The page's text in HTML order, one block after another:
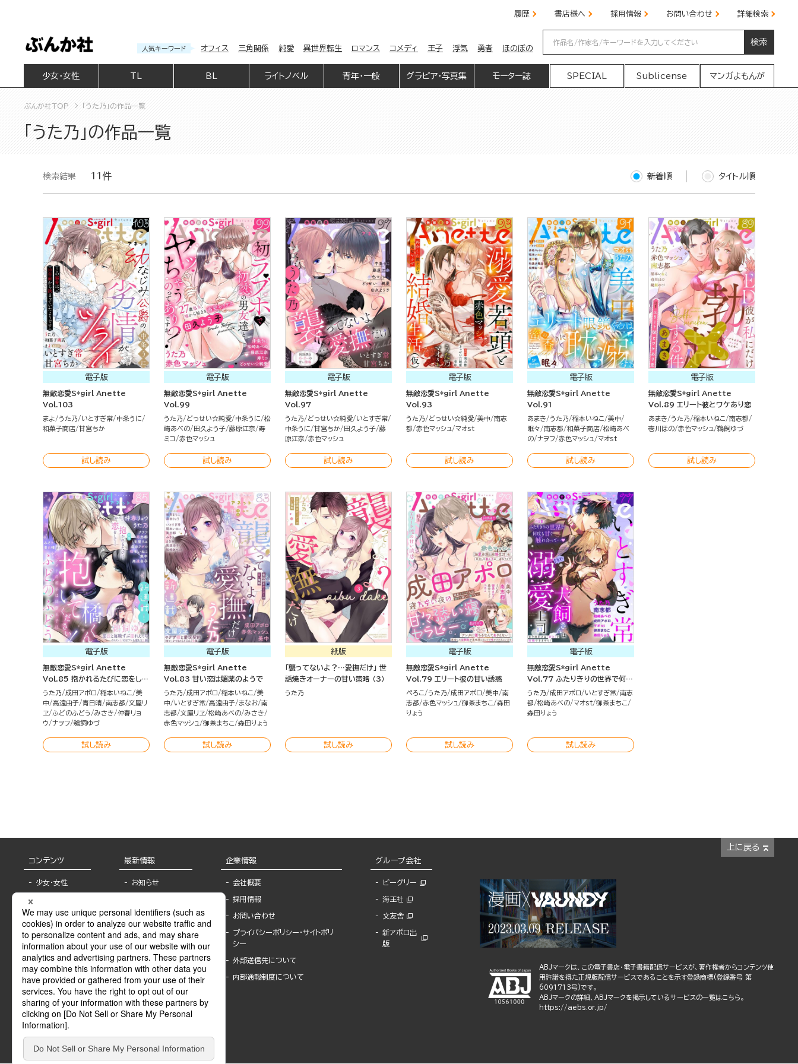
履歴 書店様へ 採用情報 お問い合わせ 詳細検索
人気キーワード オフィス 三角関係 純愛 異世界転生 ロマンス コメディ 王子 浮気 勇者 ほのぼの
検索
少女・女性 BL ライトノベル 青年・一般 グラビア・写真集 モーター誌 SPECIAL Sublicense マンガよもんが
ぶんか社TOP 「うた乃」の作品一覧
「うた乃」の作品一覧
検索結果 11件 新着順 タイトル順
電子版
無敵恋愛S*girl Anette
Vol.103
まよ うた乃 いとすぎ常
中条うに
和菓子商店 甘宮ちか
試し読み
電子版
無敵恋愛S*girl Anette
Vol.99
うた乃 どっせい☆純愛 中条うに
松
崎あべの
田久よう子 藤原江奈 寿
ミコ
赤色マッシュ
試し読み
電子版
無敵恋愛S*girl Anette
Vol.97
うた乃 どっせい☆純愛
いとすぎ常
中条うに
甘宮ちか 田久よう子 藤
原江奈 赤色マッシュ
試し読み
電子版
無敵恋愛S*girl Anette
Vol.93
うた乃 どっせい☆純愛 美中
南志
都
赤色マッシュ マオst
試し読み
電子版
無敵恋愛S*girl Anette
Vol.91
あまき うた乃 稲本いねこ
美中
眠々
南志都 和菓子商店 松崎あべ
の ナヲフ 赤色マッシュ マオst
試し読み
電子版
無敵恋愛S*girl Anette
Vol.89 エリート彼とワケあり恋
あまき うた乃 稲本いねこ
南志都
壱川ほの 赤色マッシュ 鵜飼ゆづ
試し読み
電子版
無敵恋愛S*girl Anette
Vol.85 抱かれるたびに恋をし
て…
うた乃 成田アポロ 稲本いねこ
美
中
高遠由子 青日晴 南志都
文屋リ
ヱ
ふどのふどう みさき
仲春リョ
ウ
ナヲフ 鵜飼ゆづ
試し読み
電子版
無敵恋愛S*girl Anette
Vol.83 甘い恋は媚薬のようで
うた乃 成田アポロ 稲本いねこ
美
中
いとすぎ常 高遠由子 まなお 南
志都
文屋リヱ 松崎あべの みさき
赤色マッシュ
御茶まちこ 森田りょう
試し読み
紙版
「襲ってないよ？…愛撫だけ」 世
話焼きオーナーの甘い策略 （3）
うた乃
試し読み
電子版
無敵恋愛S*girl Anette
Vol.79 エリート彼の甘い誘惑
ぺろこ うた乃 成田アポロ 美中
南
志都
赤色マッシュ 御茶まちこ
森田
りょう
試し読み
電子版
無敵恋愛S*girl Anette
Vol.77 ふたりきりの世界で何度
も甘く触れ合って…♪
うた乃 成田アポロ いとすぎ常 南志
都
松崎あべの マオst 御茶まちこ
森田りょう
試し読み
上に戻る
コンテンツ
少女・女性
BL
ライトノベル
青年・一般
グラビア・写真
モーター誌
SPECIAL
Sublicense
最新情報
お知らせ
報
書店様へ
海外ライセンシー
公式SNSアカウ
ント
作家一覧
Keyword list
Author list
企業情報
会社概要
採用情報
お問い合わせ
プライバシーポリシー・サイトポリ
シー
外部送信先について
内部通報制度について
グループ会社
ビーグリー
海王社
文友舎
新アポロ出
版
ABJマークは、この電子書店・電子書籍配信サービスが、著作権者からコンテンツ使
用許諾を得た正規版配信サービスであることを示す登録商標(登録番号 第
6091713号)です。
ABJマークの詳細、ABJマークを掲示しているサービスの一覧はこちら。
https://aebs.or.jp/